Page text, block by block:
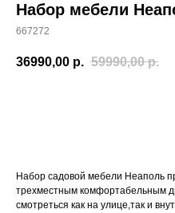
Набор мебели
667272
36990,00 р. 59990,00 р.
Набор садовой мебели Неаполь
трехместным комфортабельным
смотреться как на улице,так и